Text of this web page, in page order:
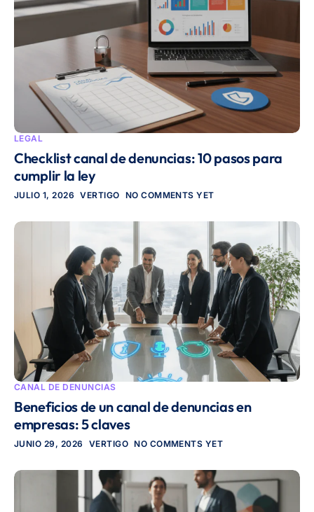
LEGAL
Checklist canal de denuncias: 10 pasos para
cumplir la ley
JULIO 1, 2026 VERTIGO NO COMMENTS YET
CANAL DE DENUNCIAS
Beneficios de un canal de denuncias en
empresas: 5 claves
JUNIO 29, 2026 VERTIGO NO COMMENTS YET